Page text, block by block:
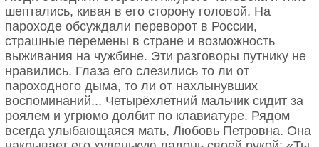
Фридерик Шопен. Около 1849 года Источник: Louis-Auguste Bisson,
Public domain, via Wikimedia Commons
Гений импровизации
Сохранились по меньшей мере две фотографии
Фридерика Шопена. Одна из них была сделана
здоров!». Получатель не растерялся и прислал
ответ в виде посылки с камнем внутри. На нём
было написано: «Дорогой друг, этот камень
свалился у меня с души, когда я получил твое
послание!».
Первой любовью Моцарта была известная певица
Элоиза Вебер. Они познакомились в немецком
городе Манхейм. Вольфганг влюбился сразу. Ему
пришлось вернуться домой в Австрию, так
шептались, кивая в его сторону головой. На
пароходе обсуждали переворот в России,
страшные перемены в стране и возможность
выживания на чужбине. Эти разговоры путнику не
нравились. Глаза его слезились то ли от
пароходного дыма, то ли от нахлынувших
воспоминаний... Четырёхлетний мальчик сидит за
роялем и угрюмо долбит по клавиатуре. Рядом
всегда улыбающаяся мать, Любовь Петровна. Она